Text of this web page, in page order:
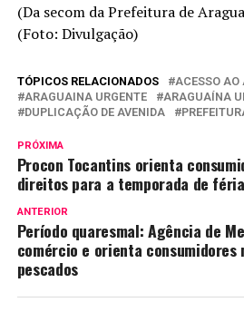
(Da secom da Prefeitura de
(Foto: Divulgação)
TÓPICOS RELACIONADOS
ACESSO AO
ARAGUAINA URGENTE
ARAGUAÍNA
DUPLICAÇÃO DE AVENIDA
PRÓXIMA
Procon Tocantins orienta
direitos para a temporada de
ANTERIOR
Período quaresmal: Agência de
comércio e orienta consumidores
pescados